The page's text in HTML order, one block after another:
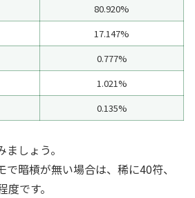
80.920%
17.147%
0.777%
1.021%
0.135%
しょう。
で暗槓が無い場合は、稀に40符、
です。